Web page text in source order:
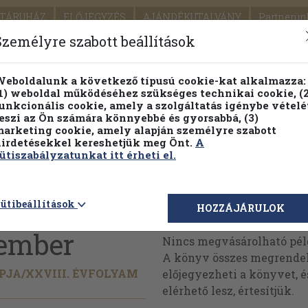
ELŐJEGYZÉS AJÁNDÉKUTALVÁNY
SEGÍTSÉG
PILLANATNYI ÁRAINK FENNTARTHATÓ
Részletes kereső Témaköri fa
XXVIII. ÉVFOLYAM
Megvásárolható
Nincs megvásárolható
A könyv összes
előjegyezheti a könyvet,
elérhető lesz, értesítjük.
szabott beállítások
a következő típusú cookie-kat alkalmazza:
weboldal működéséhez szükséges technikai cookie,
cookie, amely a szolgáltatás igénybe
az Ön számára könnyebbé és gyorsabbá, (3)
cookie, amely alapján személyre szabott
kereshetjük meg Önt. A
itt érheti el.
HOZZÁJÁRULOK